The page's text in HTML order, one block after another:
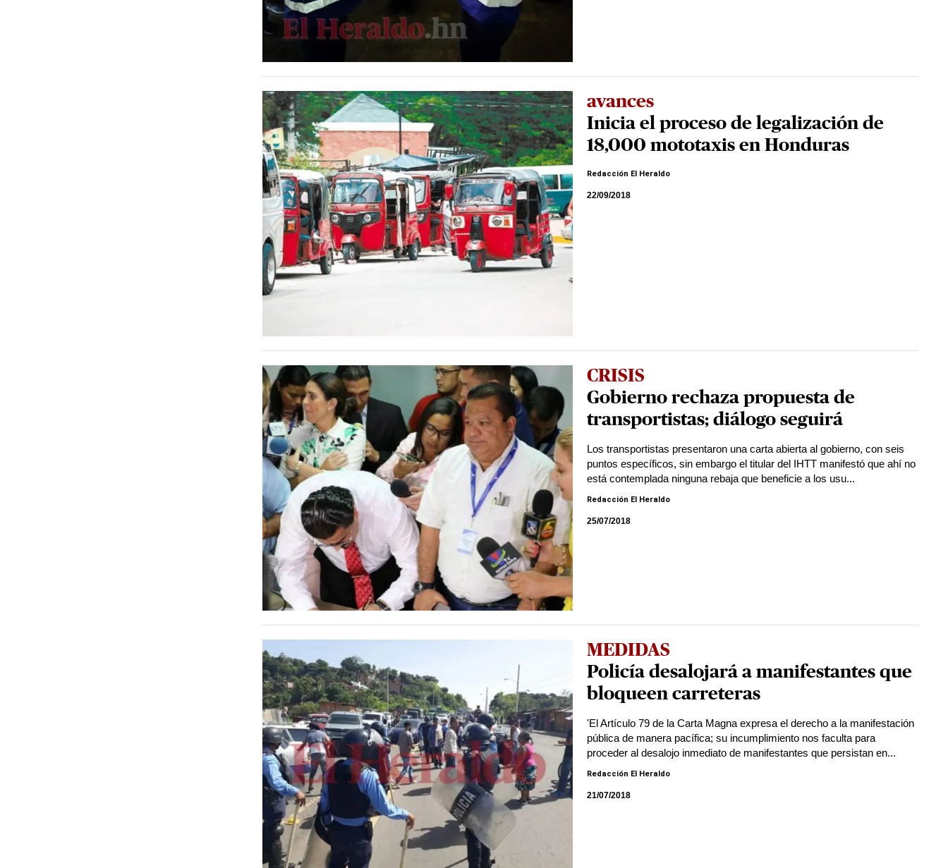
avances
Inicia el proceso de legalización de
18,000 mototaxis en Honduras
Redacción El Heraldo
22/09/2018
CRISIS
Gobierno rechaza propuesta de
transportistas; diálogo seguirá
Los transportistas presentaron una carta abierta al gobierno, con seis
puntos específicos, sin embargo el titular del IHTT manifestó que ahí no
está contemplada ninguna rebaja que beneficie a los usu...
Redacción El Heraldo
25/07/2018
MEDIDAS
Policía desalojará a manifestantes que
bloqueen carreteras
'El Artículo 79 de la Carta Magna expresa el derecho a la manifestación
pública de manera pacífica; su incumplimiento nos faculta para
proceder al desalojo inmediato de manifestantes que persistan en...
Redacción El Heraldo
21/07/2018